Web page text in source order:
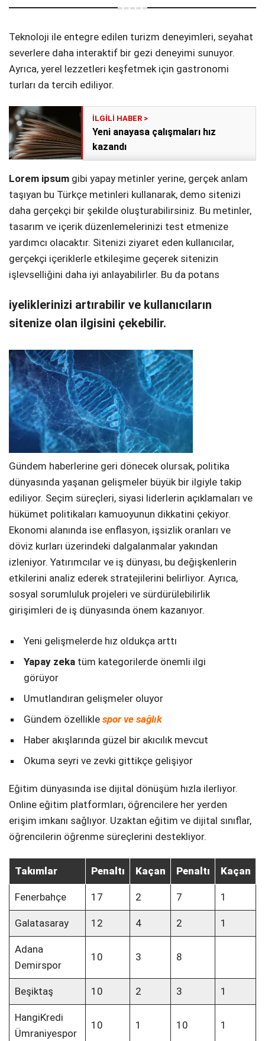
Teknoloji ile entegre edilen turizm deneyimleri, seyahat
severlere daha interaktif bir gezi deneyimi sunuyor.
Ayrıca, yerel lezzetleri keşfetmek için gastronomi
turları da tercih ediliyor.
Yeni anayasa çalışmaları hız
kazandı
Lorem ipsum gibi yapay metinler yerine, gerçek anlam
taşıyan bu Türkçe metinleri kullanarak, demo sitenizi
daha gerçekçi bir şekilde oluşturabilirsiniz. Bu metinler,
tasarım ve içerik düzenlemelerinizi test etmenize
yardımcı olacaktır. Sitenizi ziyaret eden kullanıcılar,
gerçekçi içeriklerle etkileşime geçerek sitenizin
işlevselliğini daha iyi anlayabilirler. Bu da potans
iyeliklerinizi artırabilir ve kullanıcıların
sitenize olan ilgisini çekebilir.
Gündem haberlerine geri dönecek olursak, politika
dünyasında yaşanan gelişmeler büyük bir ilgiyle takip
ediliyor. Seçim süreçleri, siyasi liderlerin açıklamaları ve
hükümet politikaları kamuoyunun dikkatini çekiyor.
Ekonomi alanında ise enflasyon, işsizlik oranları ve
döviz kurları üzerindeki dalgalanmalar yakından
izleniyor. Yatırımcılar ve iş dünyası, bu değişkenlerin
etkilerini analiz ederek stratejilerini belirliyor. Ayrıca,
sosyal sorumluluk projeleri ve sürdürülebilirlik
girişimleri de iş dünyasında önem kazanıyor.
Yeni gelişmelerde hız oldukça arttı
Yapay zeka tüm kategorilerde önemli ilgi
görüyor
Umutlandıran gelişmeler oluyor
Gündem özellikle spor ve sağlık
Haber akışlarında güzel bir akıcılık mevcut
Okuma seyri ve zevki gittikçe gelişiyor
Eğitim dünyasında ise dijital dönüşüm hızla ilerliyor.
Online eğitim platformları, öğrencilere her yerden
erişim imkanı sağlıyor. Uzaktan eğitim ve dijital sınıflar,
öğrencilerin öğrenme süreçlerini destekliyor.
Takımlar Penaltı Kaçan Penaltı Kaçan
Fenerbahçe 17 2 7 1
Galatasaray 12 4 2 1
Adana
Demirspor
10 3 8
Beşiktaş 10 2 3 1
HangiKredi
Ümraniyespor
10 1 10 1